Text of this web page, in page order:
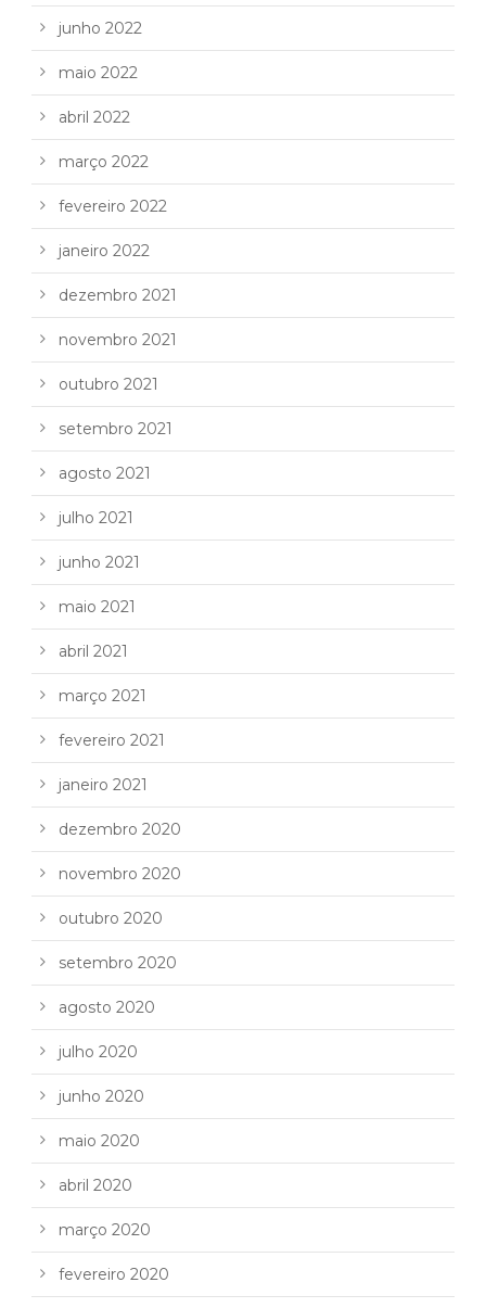
junho 2022
maio 2022
abril 2022
março 2022
fevereiro 2022
janeiro 2022
dezembro 2021
novembro 2021
outubro 2021
setembro 2021
agosto 2021
julho 2021
junho 2021
maio 2021
abril 2021
março 2021
fevereiro 2021
janeiro 2021
dezembro 2020
novembro 2020
outubro 2020
setembro 2020
agosto 2020
julho 2020
junho 2020
maio 2020
abril 2020
março 2020
fevereiro 2020